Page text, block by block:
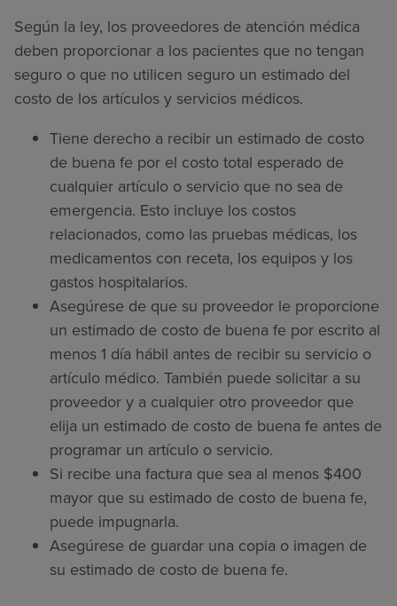
Según la ley, los proveedores de atención médica
deben proporcionar a los pacientes que no tengan
seguro o que no utilicen seguro un estimado del
costo de los artículos y servicios médicos.
Tiene derecho a recibir un estimado de costo
de buena fe por el costo total esperado de
cualquier artículo o servicio que no sea de
emergencia. Esto incluye los costos
relacionados, como las pruebas médicas, los
medicamentos con receta, los equipos y los
gastos hospitalarios.
Asegúrese de que su proveedor le proporcione
un estimado de costo de buena fe por escrito al
menos 1 día hábil antes de recibir su servicio o
artículo médico. También puede solicitar a su
proveedor y a cualquier otro proveedor que
elija un estimado de costo de buena fe antes de
programar un artículo o servicio.
Si recibe una factura que sea al menos $400
mayor que su estimado de costo de buena fe,
puede impugnarla.
Asegúrese de guardar una copia o imagen de
su estimado de costo de buena fe.